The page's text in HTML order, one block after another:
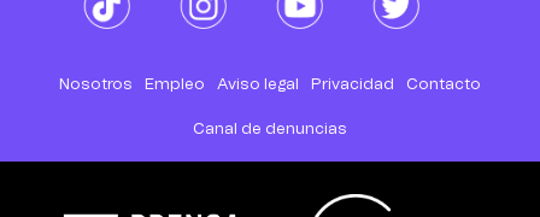
Nosotros Empleo Aviso legal Privacidad Contacto
Canal de denuncias